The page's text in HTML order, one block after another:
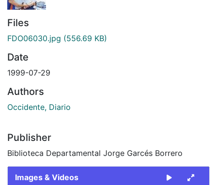
Files
FDO06030.jpg (556.69 KB)
Date
1999-07-29
Authors
Occidente, Diario
Publisher
Biblioteca Departamental Jorge Garcés Borrero
Images & Videos